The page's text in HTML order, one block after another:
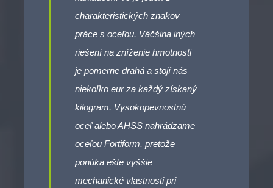
charakteristických znakov
práce s oceľou. Väčšina iných
riešení na zníženie hmotnosti
je pomerne drahá a stojí nás
niekoľko eur za každý získaný
kilogram. Vysokopevnostnú
oceľ alebo AHSS nahrádzame
oceľou Fortiform, pretože
ponúka ešte vyššie
mechanické vlastnosti pri